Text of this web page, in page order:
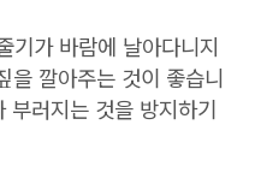
기가 바람에 날아다니지
을 깔아주는 것이 좋습니
부러지는 것을 방지하기